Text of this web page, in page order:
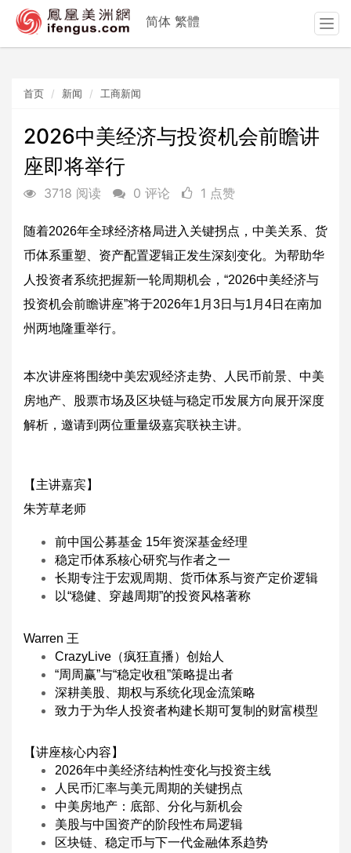
首页 新闻 工商新闻
2026中美经济与投资机会前瞻讲
座即将举行
3718 阅读 0 评论 1 点赞
随着2026年全球经济格局进入关键拐点，中美关系、货
币体系重塑、资产配置逻辑正发生深刻变化。为帮助华
人投资者系统把握新一轮周期机会，“2026中美经济与
投资机会前瞻讲座”将于2026年1月3日与1月4日在南加
州两地隆重举行。
本次讲座将围绕中美宏观经济走势、人民币前景、中美
房地产、股票市场及区块链与稳定币发展方向展开深度
解析，邀请到两位重量级嘉宾联袂主讲。
【主讲嘉宾】
朱芳草老师
前中国公募基金 15年资深基金经理
稳定币体系核心研究与作者之一
长期专注于宏观周期、货币体系与资产定价逻辑
以“稳健、穿越周期”的投资风格著称
Warren 王
CrazyLive（疯狂直播）创始人
“周周赢”与“稳定收租”策略提出者
深耕美股、期权与系统化现金流策略
致力于为华人投资者构建长期可复制的财富模型
【讲座核心内容】
2026年中美经济结构性变化与投资主线
人民币汇率与美元周期的关键拐点
中美房地产：底部、分化与新机会
美股与中国资产的阶段性布局逻辑
区块链、稳定币与下一代金融体系趋势
简体 繁體
T
o
t
i